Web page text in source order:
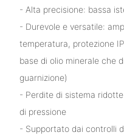
- Alta precisione: bassa
- Durevole e versatile:
temperatura, protezione
base di olio minerale che
guarnizione)
- Perdite di sistema
di pressione
- Supportato dai controlli